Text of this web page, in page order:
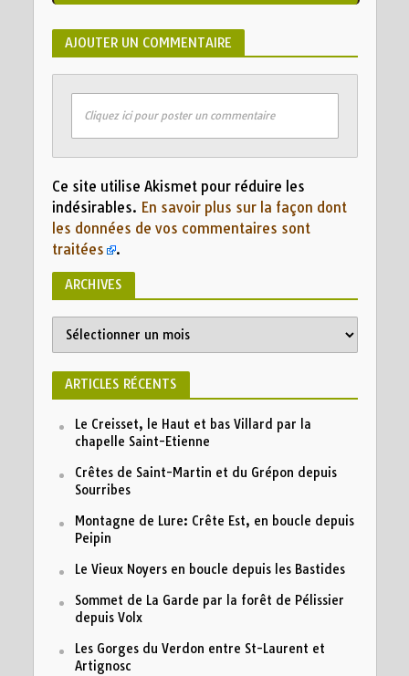
AJOUTER UN COMMENTAIRE
Cliquez ici pour poster un commentaire
Ce site utilise Akismet pour réduire les
indésirables. En savoir plus sur la façon dont
les données de vos commentaires sont
traitées
.
ARCHIVES
ARTICLES RÉCENTS
Le Creisset, le Haut et bas Villard par la
chapelle Saint-Etienne
Crêtes de Saint-Martin et du Grépon depuis
Sourribes
Montagne de Lure: Crête Est, en boucle depuis
Peipin
Le Vieux Noyers en boucle depuis les Bastides
Sommet de La Garde par la forêt de Pélissier
depuis Volx
Les Gorges du Verdon entre St-Laurent et
Artignosc